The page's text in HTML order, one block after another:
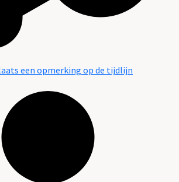
een opmerking op de tijdlijn